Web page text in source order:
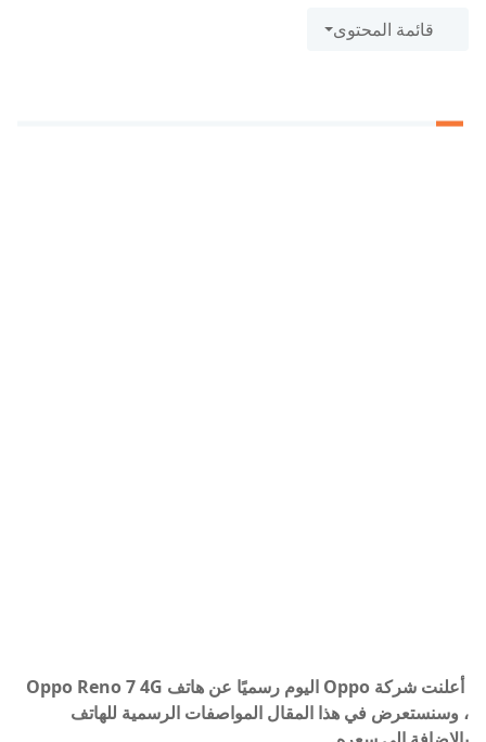
قائمة المحتوى
أعلنت شركة Oppo اليوم رسميًا عن هاتف Oppo Reno 7 4G
، وسنستعرض في هذا المقال المواصفات الرسمية للهاتف